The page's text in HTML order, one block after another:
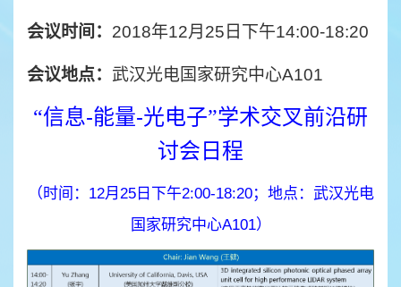
会议时间： 2018年12月25日下午14:00-18:20
会议地点： 武汉光电国家研究中心A101
“信息-能量-光电子”学术交叉前沿研
讨会日程
（时间：12月25日下午2:00-18:20；地点：武汉光电
国家研究中心A101）